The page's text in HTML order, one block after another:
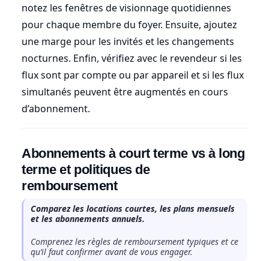
notez les fenêtres de visionnage quotidiennes
pour chaque membre du foyer. Ensuite, ajoutez
une marge pour les invités et les changements
nocturnes. Enfin, vérifiez avec le revendeur si les
flux sont par compte ou par appareil et si les flux
simultanés peuvent être augmentés en cours
d’abonnement.
Abonnements à court terme vs à long
terme et politiques de
remboursement
Comparez les locations courtes, les plans mensuels
et les abonnements annuels.
Comprenez les règles de remboursement typiques et ce
qu’il faut confirmer avant de vous engager.